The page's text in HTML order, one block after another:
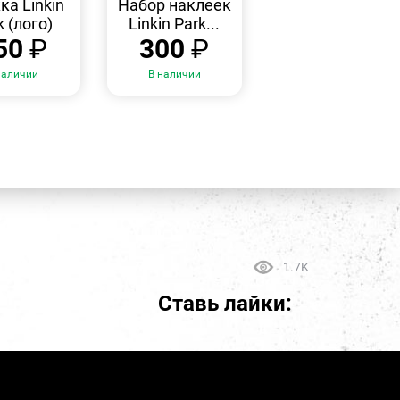
Linkin
(лого)
₽
Набор наклеек
Linkin Park...
300₽
В наличии
1.7K
Ставь лайки: